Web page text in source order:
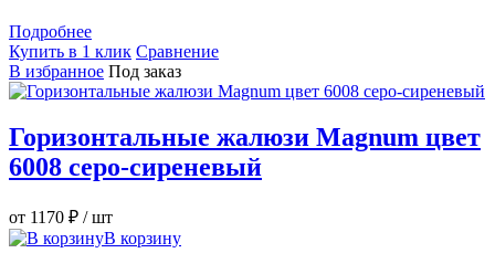
Подробнее
Купить в 1 клик Сравнение
В избранное Под заказ
Горизонтальные жалюзи Magnum цвет
6008 серо-сиреневый
от 1170 ₽ / шт
В корзину